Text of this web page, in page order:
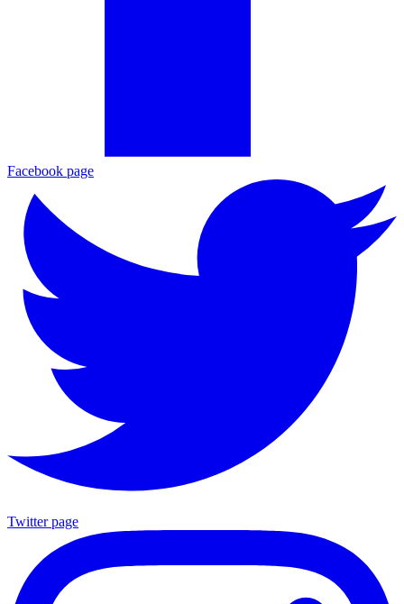
Facebook page
Twitter page